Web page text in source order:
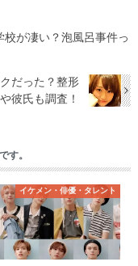
が凄い？泡風呂事件っ
だった？整形
や彼氏も調査！
す。
イケメン・俳優・タレント